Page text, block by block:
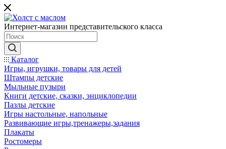
Интернет-магазин представительского класса
Каталог
Игры, игрушки, товары для детей
Штампы детские
Мыльные пузыри
Книги детские, сказки, энциклопедии
Пазлы детские
Игры настольные, напольные
Развивающие игры,тренажеры,задания
Плакаты
Ростомеры